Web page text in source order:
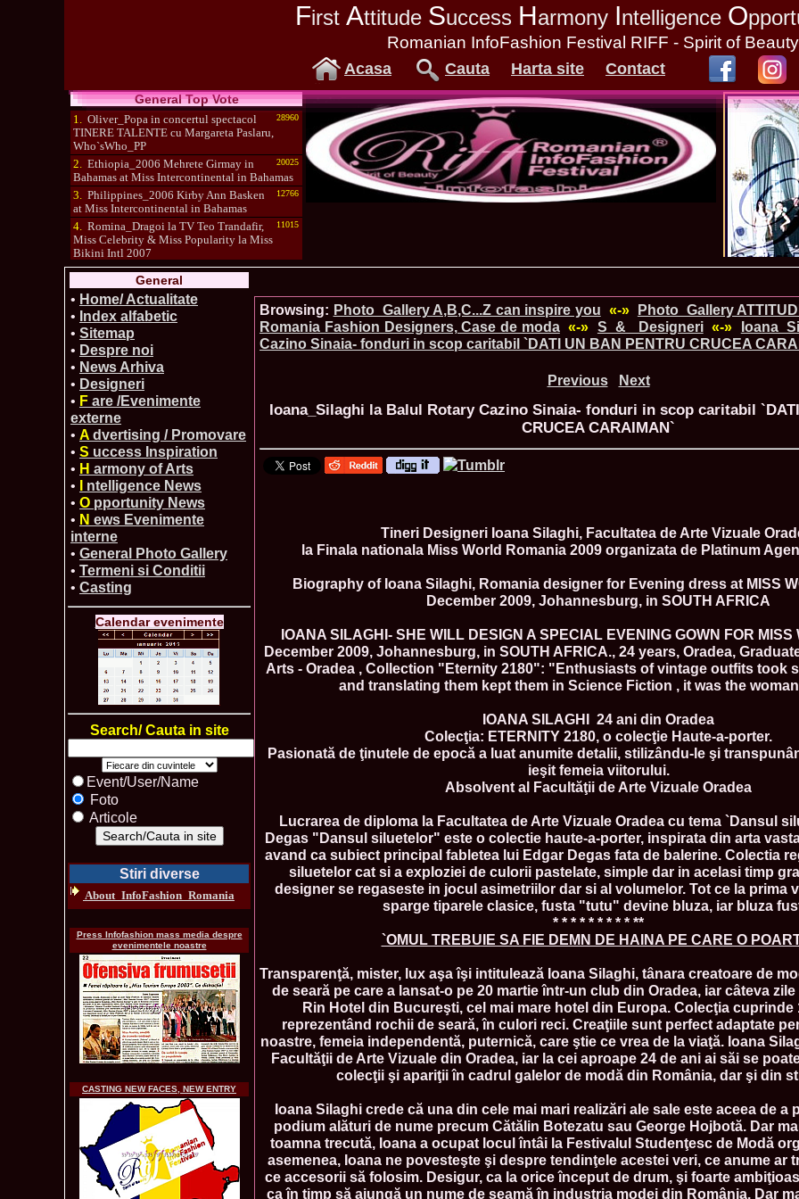
First Attitude Success Harmony Intelligence O
Romanian InfoFashion Festival RIFF - Spirit of
Acasa Cauta Harta site Contact
General Top Vote
28960
1. Oliver_Popa in concertul spectacol
TINERE TALENTE cu Margareta Paslaru,
Who`sWho_PP
20025
2. Ethiopia_2006 Mehrete Girmay in
Bahamas at Miss Intercontinental in Bahamas
12766
3. Philippines_2006 Kirby Ann Basken
at Miss Intercontinental in Bahamas
11015
4. Romina_Dragoi la TV Teo Trandafir,
Miss Celebrity & Miss Popularity la Miss
Bikini Intl 2007
10470
5.Simona_Bitiusca a castigat titlul
International Model of the Year 2009 in South
Korea
1.
Miss Bikini Intl
South Korea
3.
Miss Bikini
Model of
5.
concurs
6.
International
8.Top_Model
Romania
35th edition in
11.
Botezatu and
12.MTQI 2009
Miss Tourism
13.
Nov-12 Dec
15.
16.
Stegman,
17.
Concursul din
18.
Final Show in
19.
Scotland,
20.
Bangkok,
21.Top_Model
Romania
22.Romania
Queen
23.
General
• Home/ Actualitate
• Index alfabetic
• Sitemap
• Despre noi
• News Arhiva
• Designeri
• F are /Evenimente
externe
• A dvertising / Promovare
• S uccess Inspiration
• H armony of Arts
•
ntelligence News
• O pportunity News
• N ews Evenimente
interne
• General Photo Gallery
• Termeni si Conditii
• Casting
Calendar evenimente
Search/ Cauta in site
Event/User/Name
Foto
Articole
Stiri diverse
About_InfoFashion_Romania
Press Infofashion mass media despre
evenimentele noastre
CASTING NEW FACES, NEW ENTRY
Browsing: Photo_Gallery A,B,C...Z can inspire you «-» Photo_Gallery
Romania Fashion Designers, Case de moda «-» S_&_ Designeri «-»
Cazino Sinaia- fonduri in scop caritabil `DATI UN BAN PENTRU CRUCEA
Previous Next
Ioana_Silaghi la Balul Rotary Cazino Sinaia- fonduri in scop caritabil
CRUCEA CARAIMAN`
Tineri Designeri Ioana Silaghi, Facultatea de Arte Vizuale
la Finala nationala Miss World Romania 2009 organizata de Platinum
Biography of Ioana Silaghi, Romania designer for Evening dress at MISS
December 2009, Johannesburg, in SOUTH AFRICA
IOANA SILAGHI- SHE WILL DESIGN A SPECIAL EVENING GOWN FOR
December 2009, Johannesburg, in SOUTH AFRICA., 24 years, Oradea,
Arts - Oradea , Collection "Eternity 2180": "Enthusiasts of vintage outfits took
and translating them kept them in Science Fiction , it was the
IOANA SILAGHI  24 ani din Oradea
Colecţia: ETERNITY 2180, o colecţie Haute-a-porter.
Pasionată de ţinutele de epocă a luat anumite detalii, stilizându-le şi
ieşit femeia viitorului.
Absolvent al Facultăţii de Arte Vizuale Oradea
Lucrarea de diploma la Facultatea de Arte Vizuale Oradea cu tema `Dansul
Degas "Dansul siluetelor" este o colectie haute-a-porter, inspirata din arta
avand ca subiect principal fabletea lui Edgar Degas fata de balerine. Colectia
siluetelor cat si a exploziei de culorii pastelate, simple dar in acelasi timp
designer se regaseste in jocul asimetriilor dar si al volumelor. Tot ce la prima
sparge tiparele clasice, fusta "tutu" devine bluza, iar bluza
* * * * * * * * * **
`OMUL TREBUIE SA FIE DEMN DE HAINA PE CARE O
Transparenţă, mister, lux aşa îşi intitulează Ioana Silaghi, tânara creatoare de
de seară pe care a lansat-o pe 20 martie într-un club din Oradea, iar câteva zile
Rin Hotel din Bucureşti, cel mai mare hotel din Europa. Colecţia cuprinde
reprezentând rochii de seară, în culori reci. Creaţiile sunt perfect adaptate
noastre, femeia independentă, puternică, care ştie ce vrea de la viaţă. Ioana
Facultăţii de Arte Vizuale din Oradea, iar la cei aproape 24 de ani ai săi se
colecţii şi apariţii în cadrul galelor de modă din România, dar şi din
Ioana Silaghi crede că una din cele mai mari realizări ale sale este aceea de a
podium alături de nume precum Cătălin Botezatu sau George Hojbotă. Dar
toamna trecută, Ioana a ocupat locul întâi la Festivalul Studenţesc de Modă
asemenea, Ioana ne povesteşte şi despre tendinţele acestei veri, ce anume ar
ce accesorii să folosim. Desigur, ca la orice început de drum, şi foarte
ca în timp să ajungă un nume de seamă în industria modei din România. Dar